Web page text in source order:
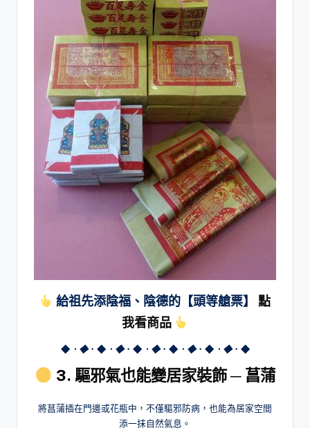
給祖先添陰福、陰德的【頭等艙票】 點
我看商品
◆．◆．◆．◆．◆．◆．◆．◆．◆．◆．◆
3. 驅邪氣也能變居家裝飾 ─ 菖蒲
將菖蒲插在門邊或花瓶中，不僅驅邪防病，也能為居家空間
添一抹自然氣息。